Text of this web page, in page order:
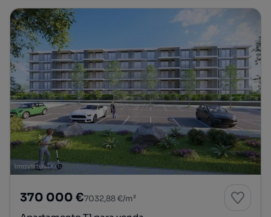
370 000 €7032,88 €/m²